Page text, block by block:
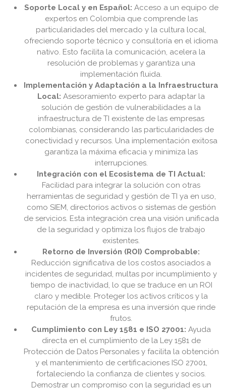
Soporte Local y en Español: Acceso a un equipo de
expertos en Colombia que comprende las
particularidades del mercado y la cultura local,
ofreciendo soporte técnico y consultoría en el idioma
nativo. Esto facilita la comunicación, acelera la
resolución de problemas y garantiza una
implementación fluida.
Implementación y Adaptación a la Infraestructura
Local: Asesoramiento experto para adaptar la
solución de gestión de vulnerabilidades a la
infraestructura de TI existente de las empresas
colombianas, considerando las particularidades de
conectividad y recursos. Una implementación exitosa
garantiza la máxima eficacia y minimiza las
interrupciones.
Integración con el Ecosistema de TI Actual:
Facilidad para integrar la solución con otras
herramientas de seguridad y gestión de TI ya en uso,
como SIEM, directorios activos o sistemas de gestión
de servicios. Esta integración crea una visión unificada
de la seguridad y optimiza los flujos de trabajo
existentes.
Retorno de Inversión (ROI) Comprobable:
Reducción significativa de los costos asociados a
incidentes de seguridad, multas por incumplimiento y
tiempo de inactividad, lo que se traduce en un ROI
claro y medible. Proteger los activos críticos y la
reputación de la empresa es una inversión que rinde
frutos.
Cumplimiento con Ley 1581 e ISO 27001: Ayuda
directa en el cumplimiento de la Ley 1581 de
Protección de Datos Personales y facilita la obtención
y el mantenimiento de certificaciones ISO 27001,
fortaleciendo la confianza de clientes y socios.
Demostrar un compromiso con la seguridad es un